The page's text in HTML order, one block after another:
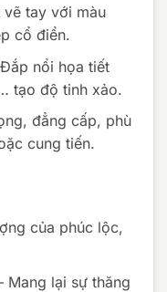
vẽ tay với màu
cổ điển.
nổi họa tiết
tạo độ tinh xảo.
đẳng cấp, phù
cung tiến.
của phúc lộc,
Mang lại sự thăng